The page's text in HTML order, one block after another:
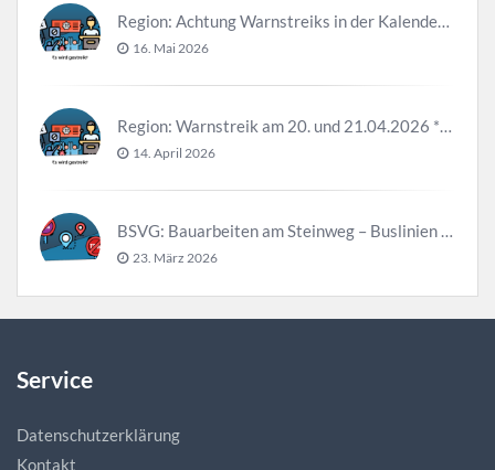
Region: Achtung Warnstreiks in der Kalenderwoche 21
16. Mai 2026
Region: Warnstreik am 20. und 21.04.2026 *Update*
14. April 2026
BSVG: Bauarbeiten am Steinweg – Buslinien halten verändert
23. März 2026
Service
Datenschutzerklärung
Kontakt